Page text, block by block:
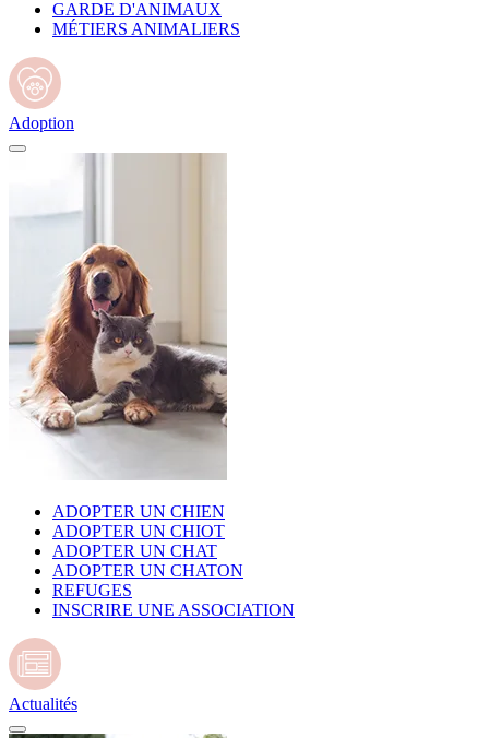
GARDE D'ANIMAUX
MÉTIERS ANIMALIERS
Adoption
ADOPTER UN CHIEN
ADOPTER UN CHIOT
ADOPTER UN CHAT
ADOPTER UN CHATON
REFUGES
INSCRIRE UNE ASSOCIATION
Actualités